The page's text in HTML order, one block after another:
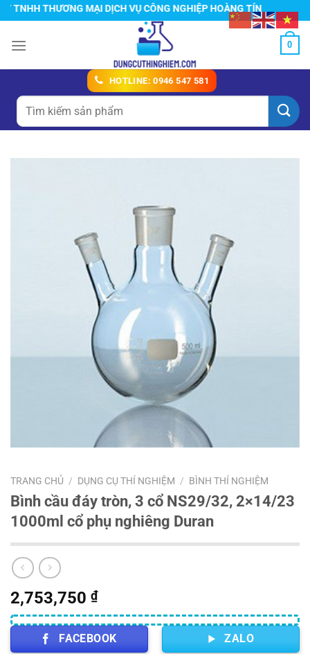
Chuyển
đến
nội
THƯƠNG MẠI DỊCH VỤ CÔNG NGHIỆP HOÀNG TÍN
0
HOTLINE: 0946 547 581
Tìm
kiếm:
TRANG CHỦ / DỤNG CỤ THÍ NGHIỆM / BÌNH THÍ NGHIỆM
Bình cầu đáy tròn, 3 cổ NS29/32, 2×14/23
1000ml cổ phụ nghiêng Duran
2,753,750 ₫
FACEBOOK ZALO